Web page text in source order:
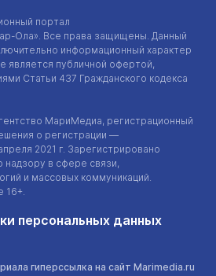
портал
Ола». Все права защищены. Данный
информационный характер
является публичной офертой,
Статьи 437 Гражданского кодекса
МариМедиа, регистрационный
о регистрации —
2021 г. Зарегистрировано
в сфере связи,
и массовых коммуникаций.
16+.
персональных данных
гиперссылка на сайт Marimedia.ru